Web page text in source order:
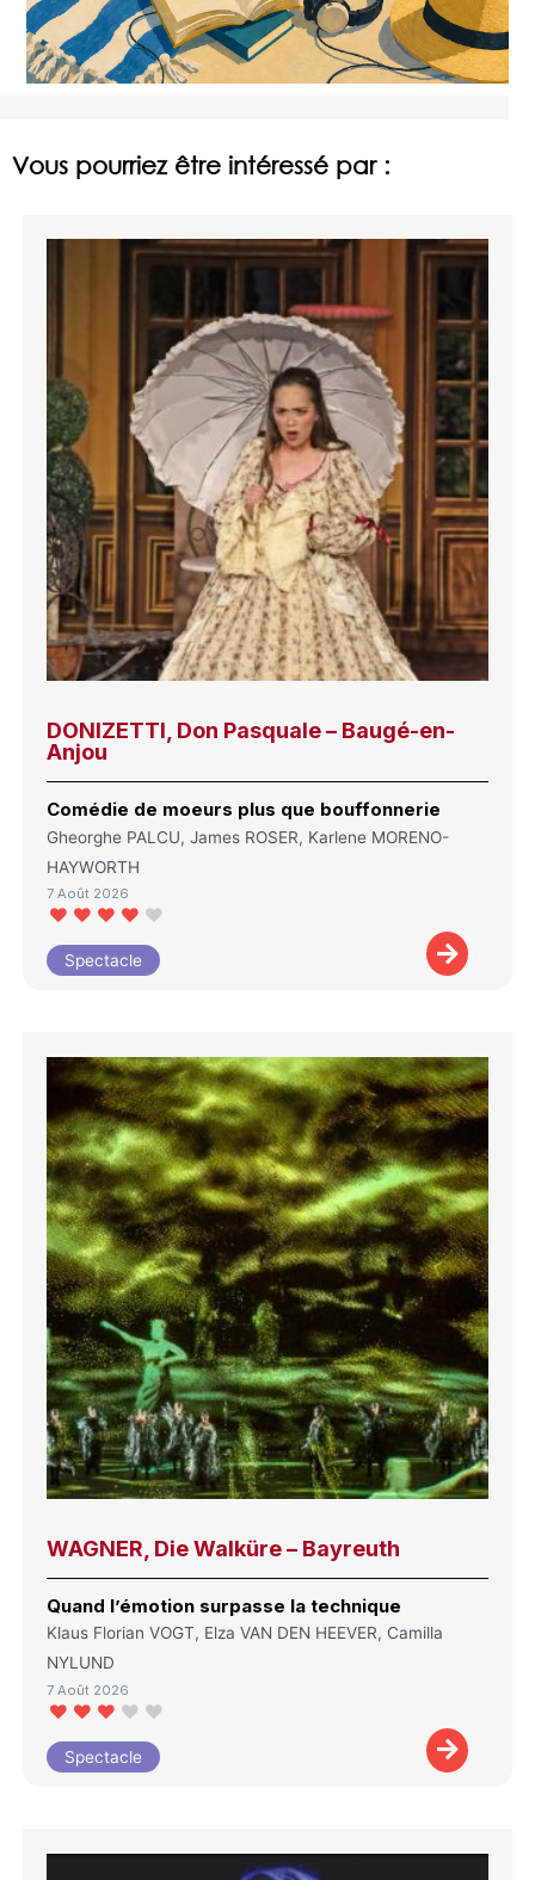
Vous pourriez être intéressé par :
DONIZETTI, Don Pasquale – Baugé-en-
Anjou
Comédie de moeurs plus que bouffonnerie
Gheorghe PALCU, James ROSER, Karlene MORENO-
HAYWORTH
7 Août 2026
Spectacle
WAGNER, Die Walküre – Bayreuth
Quand l’émotion surpasse la technique
Klaus Florian VOGT, Elza VAN DEN HEEVER, Camilla
NYLUND
7 Août 2026
Spectacle